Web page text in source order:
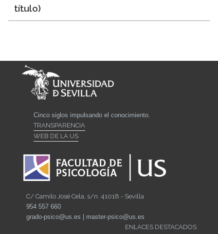
título)
Cinco siglos impulsando el conocimiento.
TRANSPARENCIA
WEB DE LA US
C/ Camilo José Cela, s/n. 41018 - Sevilla
954 557 660
grado-psico@us.es | master-psico@us.es
ENLACES DESTACADOS